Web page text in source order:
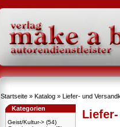
Startseite » Katalog » Liefer- und
Kategorien
Geist/Kultur-> (54)